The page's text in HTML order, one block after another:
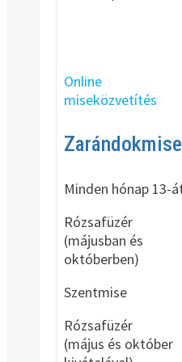
Online
miseközvetítés
Zarándokmise
Minden hónap 13-
Rózsafüzér
(májusban és
októberben)
Szentmise
Rózsafüzér
(május és október